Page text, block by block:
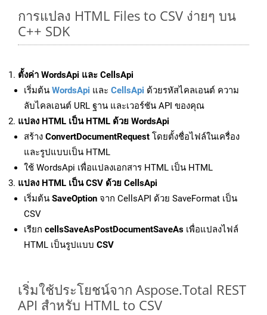
การแปลง HTML Files to CSV ง่ายๆ บน
C++ SDK
ตั้งค่า WordsApi และ CellsApi
เริ่มต้น WordsApi และ CellsApi ด้วยรหัสไคลเอนต์ ความ
ลับไคลเอนต์ URL ฐาน และเวอร์ชัน API ของคุณ
แปลง HTML เป็น HTML ด้วย WordsApi
สร้าง ConvertDocumentRequest โดยตั้งชื่อไฟล์ในเครื่อง
และรูปแบบเป็น HTML
ใช้ WordsApi เพื่อแปลงเอกสาร HTML เป็น HTML
แปลง HTML เป็น CSV ด้วย CellsApi
เริ่มต้น SaveOption จาก CellsAPI ด้วย SaveFormat เป็น
CSV
เรียก cellsSaveAsPostDocumentSaveAs เพื่อแปลงไฟล์
HTML เป็นรูปแบบ CSV
เริ่มใช้ประโยชน์จาก Aspose.Total REST
API สำหรับ HTML to CSV